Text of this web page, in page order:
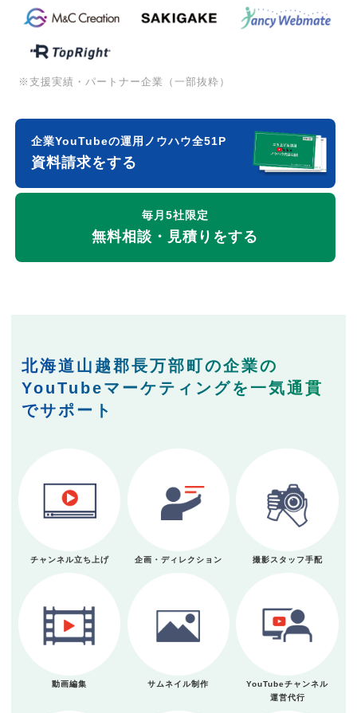
※支援実績・パートナー企業（一部抜粋）
企業YouTubeの運用ノウハウ全51P
資料請求をする
毎月5社限定
無料相談・見積りをする
北海道山越郡長万部町の企業の
YouTubeマーケティングを一気通貫
でサポート
チャンネル立ち上げ 企画・ディレクション 撮影スタッフ手配
動画編集 サムネイル制作
YouTubeチャンネル
運営代行